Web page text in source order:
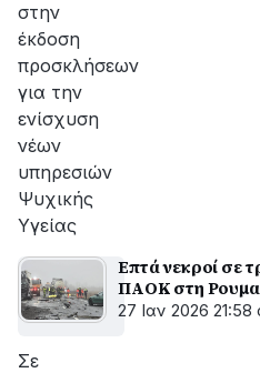
στην
έκδοση
προσκλήσεων
για την
ενίσχυση
νέων
υπηρεσιών
Ψυχικής
Υγείας
Επτά νεκροί σε
ΠΑΟΚ στη
27 Ιαν 2026 21:58
Σε